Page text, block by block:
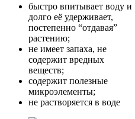
быстро впитывает воду и
долго её удерживает,
постепенно “отдавая”
растению;
не имеет запаха, не
содержит вредных
веществ;
содержит полезные
микроэлементы;
не растворяется в воде